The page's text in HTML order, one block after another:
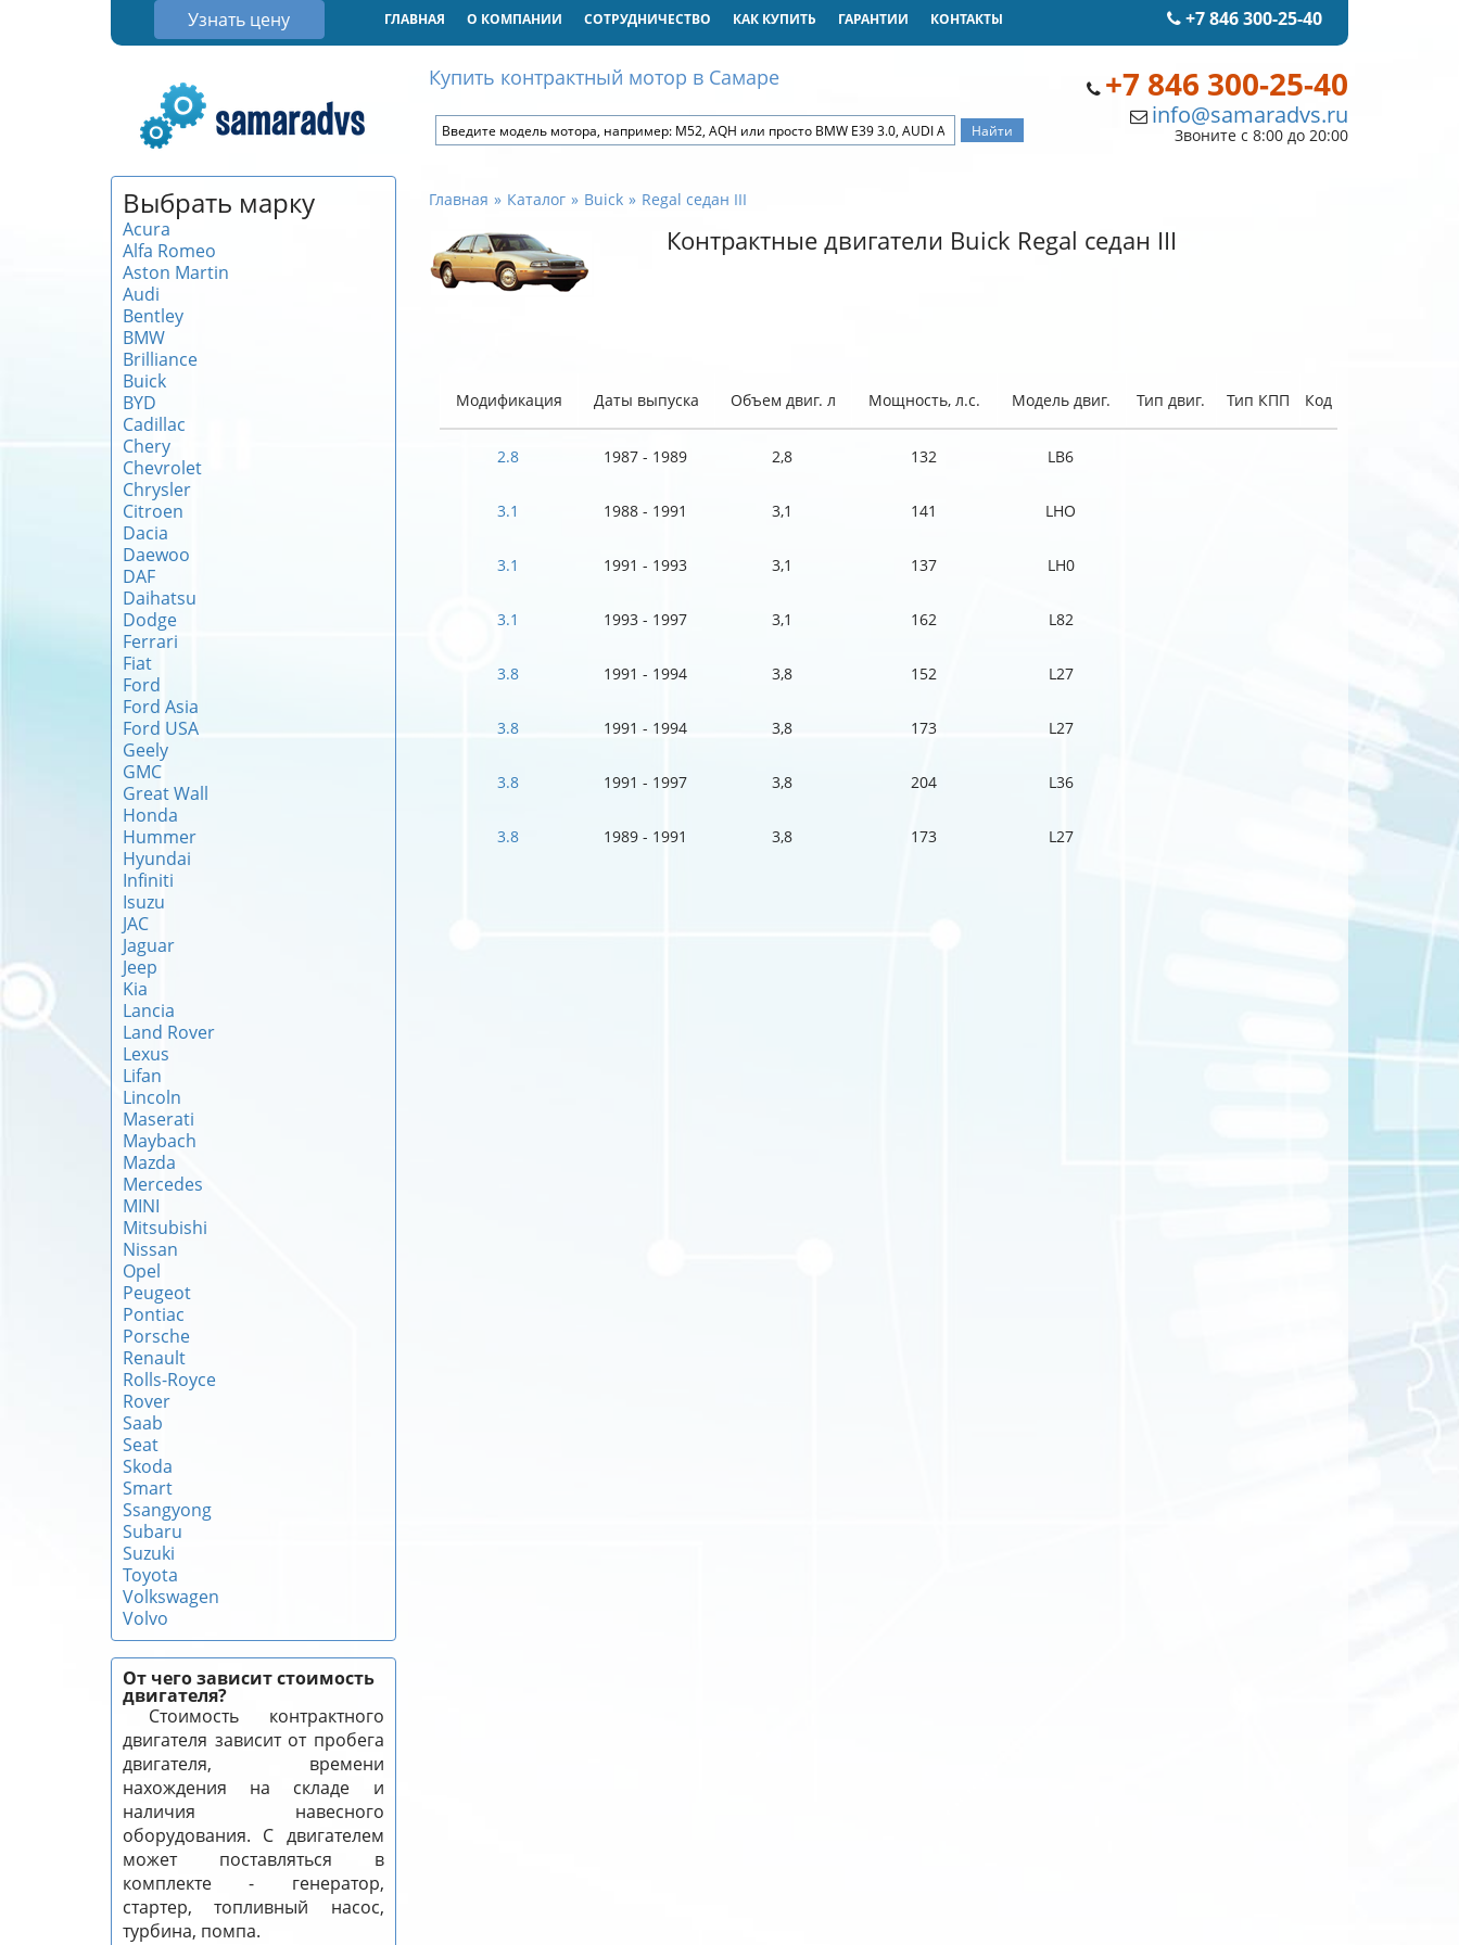
Узнать цену +7 846 300-25-40
ГЛАВНАЯ О КОМПАНИИ СОТРУДНИЧЕСТВО КАК КУПИТЬ ГАРАНТИИ КОНТАКТЫ
+7 846 300-25-40
info@samaradvs.ru
Звоните с 8:00 до 20:00
Купить контрактный мотор в Самаре
Выбрать марку
Acura
Alfa Romeo
Aston Martin
Audi
Bentley
BMW
Brilliance
Buick
BYD
Cadillac
Chery
Chevrolet
Chrysler
Citroen
Dacia
Daewoo
DAF
Daihatsu
Dodge
Ferrari
Fiat
Ford
Ford Asia
Ford USA
Geely
GMC
Great Wall
Honda
Hummer
Hyundai
Infiniti
Isuzu
JAC
Jaguar
Jeep
Kia
Lancia
Land Rover
Lexus
Lifan
Lincoln
Maserati
Maybach
Mazda
Mercedes
MINI
Mitsubishi
Nissan
Opel
Peugeot
Pontiac
Porsche
Renault
Rolls-Royce
Rover
Saab
Seat
Skoda
Smart
Ssangyong
Subaru
Suzuki
Toyota
Volkswagen
Volvo
От чего зависит стоимость
двигателя?
Стоимость контрактного
двигателя зависит от пробега
двигателя, времени
нахождения на складе и
наличия навесного
оборудования. С двигателем
может поставляться в
комплекте - генератор,
стартер, топливный насос,
турбина, помпа.
Главная Каталог Buick Regal седан III
Контрактные двигатели Buick Regal седан III
Модификация Даты выпуска Объем двиг. л Мощность, л.с. Модель двиг. Тип двиг. Тип КПП Код
2.8 1987 - 1989 2,8 132 LB6
3.1 1988 - 1991 3,1 141 LHO
3.1 1991 - 1993 3,1 137 LH0
3.1 1993 - 1997 3,1 162 L82
3.8 1991 - 1994 3,8 152 L27
3.8 1991 - 1994 3,8 173 L27
3.8 1991 - 1997 3,8 204 L36
3.8 1989 - 1991 3,8 173 L27